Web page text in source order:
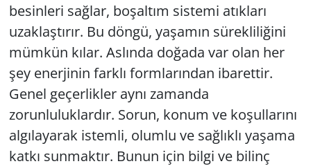
besinleri sağlar, boşaltım sistemi atıkları
uzaklaştırır. Bu döngü, yaşamın sürekliliğini
mümkün kılar. Aslında doğada var olan her
şey enerjinin farklı formlarından ibarettir.
Genel geçerlikler aynı zamanda
zorunluluklardır. Sorun, konum ve koşullarını
algılayarak istemli, olumlu ve sağlıklı yaşama
katkı sunmaktır. Bunun için bilgi ve bilinç